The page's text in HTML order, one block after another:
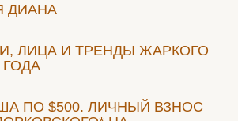
ДИАНА
ЛИЦА И ТРЕНДЫ ЖАРКОГО
ГОДА
ПО $500. ЛИЧНЫЙ ВЗНОС